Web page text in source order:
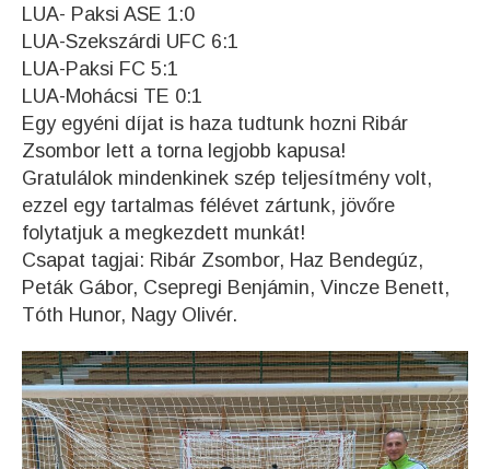
LUA- Paksi ASE 1:0
LUA-Szekszárdi UFC 6:1
LUA-Paksi FC 5:1
LUA-Mohácsi TE 0:1
Egy egyéni díjat is haza tudtunk hozni Ribár
Zsombor lett a torna legjobb kapusa!
Gratulálok mindenkinek szép teljesítmény volt,
ezzel egy tartalmas félévet zártunk, jövőre
folytatjuk a megkezdett munkát!
Csapat tagjai: Ribár Zsombor, Haz Bendegúz,
Peták Gábor, Csepregi Benjámin, Vincze Benett,
Tóth Hunor, Nagy Olivér.